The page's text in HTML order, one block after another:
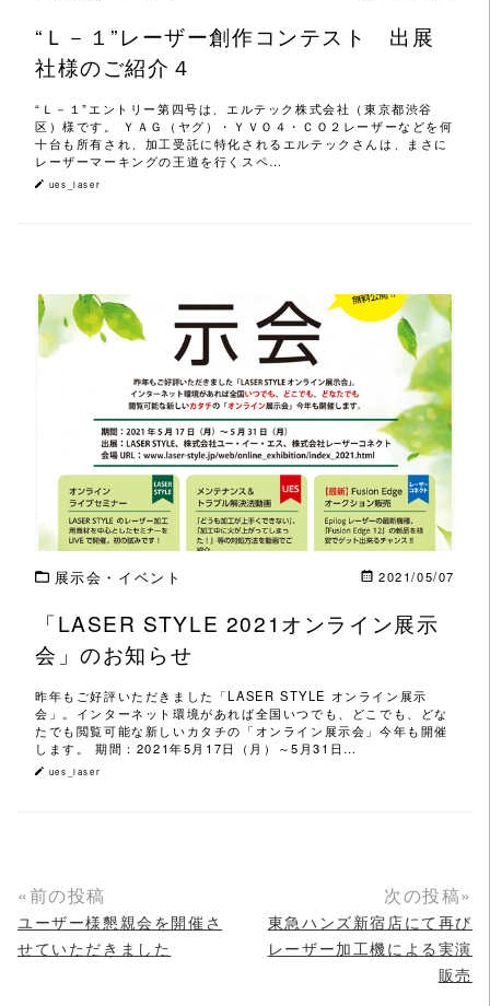
“Ｌ－１”レーザー創作コンテスト 出展
社様のご紹介４
“Ｌ－１”エントリー第四号は、エルテック株式会社（東京都渋谷
区）様です。 ＹＡＧ（ヤグ）・ＹＶＯ４・ＣＯ２レーザーなどを何
十台も所有され、加工受託に特化されるエルテックさんは、まさに
レーザーマーキングの王道を行くスペ…
ues_laser
この記事を読む
展示会・イベント 2021/05/07
「LASER STYLE 2021オンライン展示
会」のお知らせ
昨年もご好評いただきました「LASER STYLE オンライン展示
会」。インターネット環境があれば全国いつでも、どこでも、どな
たでも閲覧可能な新しいカタチの「オンライン展示会」今年も開催
します。 期間：2021年5月17日（月）～5月31日…
ues_laser
«前の投稿
ユーザー様懇親会を開催さ
せていただきました
次の投稿»
東急ハンズ新宿店にて再び
レーザー加工機による実演
販売